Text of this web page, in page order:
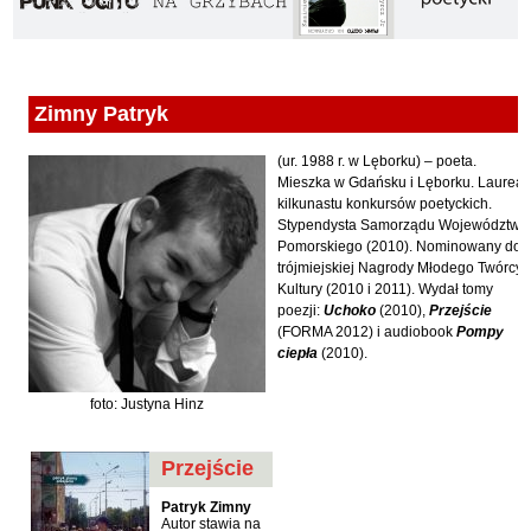
Fajfer Zenon
Frajlich Anna
Frenger Marek
Gedroyć Krzysztof
Gleń Adrian
Gondek Katarzyna
Gorszewski Paweł
Grodecki Andrzej
Gryko Krzysztof
Gwiazda-Elmerych Małgorzata
Helbig Brygida
Zbigniew Kosiorowski
Artur Daniel LiskowackiZimno
Grażyna ObrąpalskaPoprawki
Jakub Michał PawłowskiAgrestowe sny
Uta PrzybośCoraz
Gustaw Rajmus Królestwa
Rafał SienkiewiczSmutny bóg
Karol Samsel Autodafe 8
Karol Samsel Cairo Declaration
Zimny Patryk
foto: Justyna Hinz
(ur. 1988 r. w Lęborku) – poeta.
Mieszka w Gdańsku i Lęborku. Laureat
kilkunastu konkursów poetyckich.
Stypendysta Samorządu Województwa
Pomorskiego (2010). Nominowany do
trójmiejskiej Nagrody Młodego Twórcy
Kultury (2010 i 2011). Wydał tomy
poezji: Uchoko(2010), Przejście
(FORMA 2012) i audiobook Pompy
ciepła(2010).
Przejście
Patryk Zimny
Autor stawia na